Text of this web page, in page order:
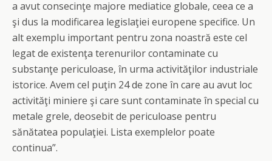
a avut consecinţe majore mediatice globale, ceea ce a
şi dus la modificarea legislaţiei europene specifice. Un
alt exemplu important pentru zona noastră este cel
legat de existenţa terenurilor contaminate cu
substanţe periculoase, în urma activităţilor industriale
istorice. Avem cel puţin 24 de zone în care au avut loc
activităţi miniere şi care sunt contaminate în special cu
metale grele, deosebit de periculoase pentru
sănătatea populaţiei. Lista exemplelor poate
continua”.